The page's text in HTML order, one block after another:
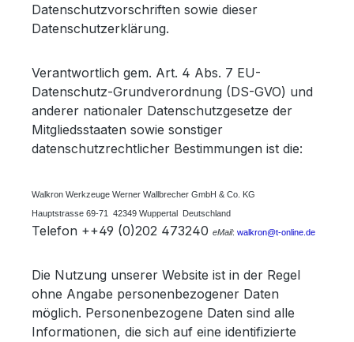
Datenschutzvorschriften sowie dieser
Datenschutzerklärung.
Verantwortlich gem. Art. 4 Abs. 7 EU-
Datenschutz-Grundverordnung (DS-GVO) und
anderer nationaler Datenschutzgesetze der
Mitgliedsstaaten sowie sonstiger
datenschutzrechtlicher Bestimmungen ist die:
Walkron Werkzeuge Werner Wallbrecher GmbH & Co. KG
Hauptstrasse 69-71 42349 Wuppertal Deutschland
Telefon ++49 (0)202 473240 eMail: walkron@t-online.de
Die Nutzung unserer Website ist in der Regel
ohne Angabe personenbezogener Daten
möglich. Personenbezogene Daten sind alle
Informationen, die sich auf eine identifizierte